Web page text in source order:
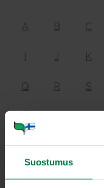
Suostumus
A B C
I J K
Q R S
Glu­koo­si